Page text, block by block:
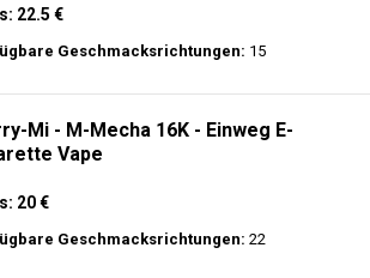
22.5 €
Geschmacksrichtungen: 15
Mi - M-Mecha 16K - Einweg E-
Vape
20 €
Geschmacksrichtungen: 22